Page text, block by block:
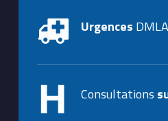
Urgences
Consultations